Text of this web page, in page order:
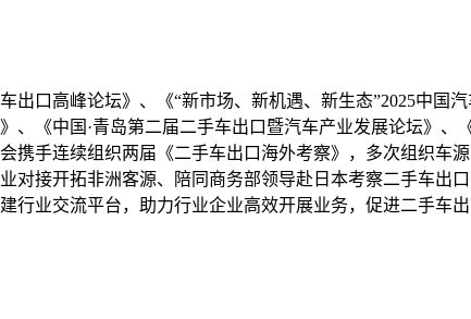
口高峰论坛》、《“新市场、新机遇、新生态”2025中国
《中国·青岛第二届二手车出口暨汽车产业发展论坛》、
携手连续组织两届《二手车出口海外考察》，多次组织车
对接开拓非洲客源、陪同商务部领导赴日本考察二手车出
业交流平台，助力行业企业高效开展业务，促进二手车出